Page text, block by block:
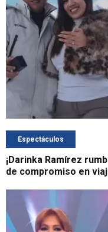
Espectáculos
¡Darinka Ramírez
de compromiso en